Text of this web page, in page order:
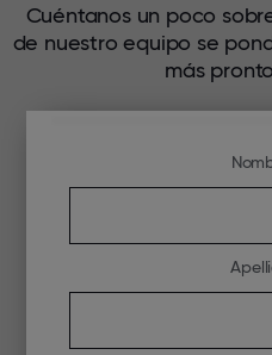
Cuéntanos un poco
de nuestro equipo se
más